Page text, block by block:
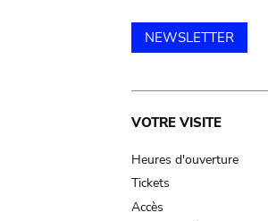
NEWSLETTER
Main
navigation
VOTRE VISITE
Heures d'ouverture
Tickets
Accès